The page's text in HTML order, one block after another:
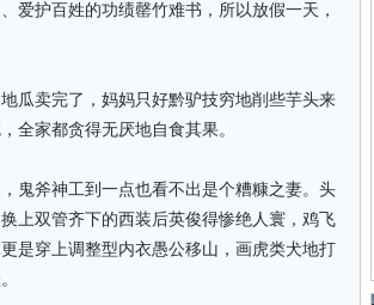
爱护百姓的功绩罄竹难书，所以放假一天，
瓜卖完了，妈妈只好黔驴技穷地削些芋头来
全家都贪得无厌地自食其果。
鬼斧神工到一点也看不出是个糟糠之妻。头
上双管齐下的西装后英俊得惨绝人寰，鸡飞
是穿上调整型内衣愚公移山，画虎类犬地打